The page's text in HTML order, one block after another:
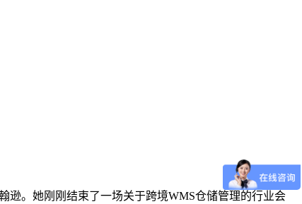
逊。她刚刚结束了一场关于跨境WMS仓储管理的行业会